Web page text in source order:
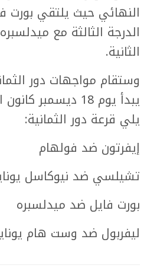
النهائي حيث يلتقي بورت
الدرجة الثالثة مع
الثانية.
وستقام مواجهات دور
يبدأ يوم 18
يلي قرعة دور الثمانية:
إيفرتون ضد فولهام
تشيلسي ضد نيوكاسل
بورت فايل ضد ميدلسبره
ليفربول ضد وست هام